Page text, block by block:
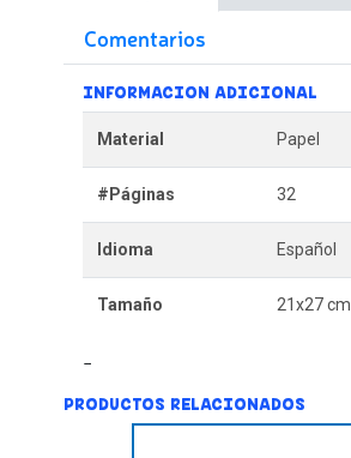
Comentarios
INFORMACION ADICIONAL
Material Papel
#Páginas 32
Idioma Español
Tamaño 21x27 cm
PRODUCTOS RELACIONADOS